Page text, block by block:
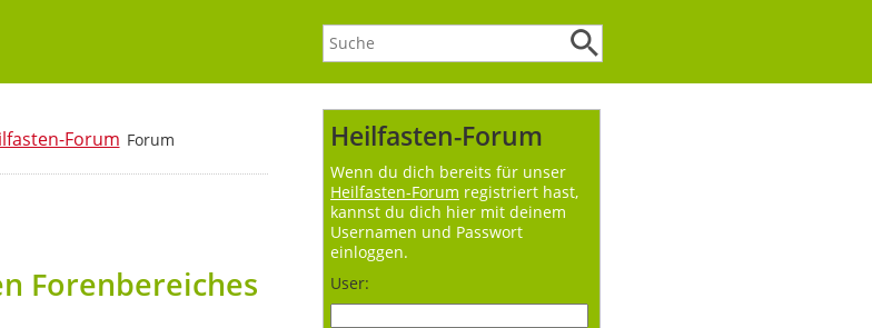
Heilfasten-Forum
Wenn du dich bereits für unser
Heilfasten-Forum registriert hast,
kannst du dich hier mit deinem
Usernamen und Passwort
einloggen.
User:
Forum
Forenbereiches